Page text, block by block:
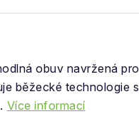
obuv navržená pro
běžecké technologie s
Více informací